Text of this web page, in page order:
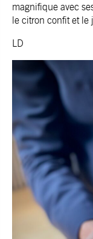
magnifique avec
le citron confit et le
LD